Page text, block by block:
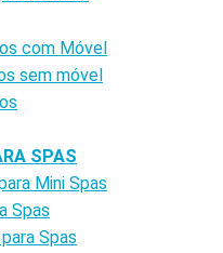
com Móvel
sem móvel
SPAS
Mini Spas
Spas
Spas